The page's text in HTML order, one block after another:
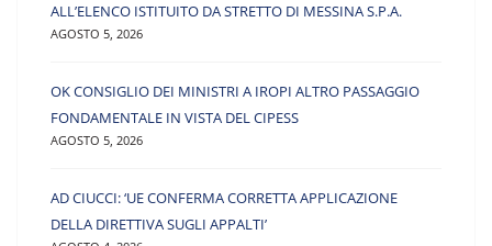
ALL’ELENCO ISTITUITO DA STRETTO DI MESSINA S.P.A.
AGOSTO 5, 2026
OK CONSIGLIO DEI MINISTRI A IROPI ALTRO PASSAGGIO
FONDAMENTALE IN VISTA DEL CIPESS
AGOSTO 5, 2026
AD CIUCCI: ‘UE CONFERMA CORRETTA APPLICAZIONE
DELLA DIRETTIVA SUGLI APPALTI’